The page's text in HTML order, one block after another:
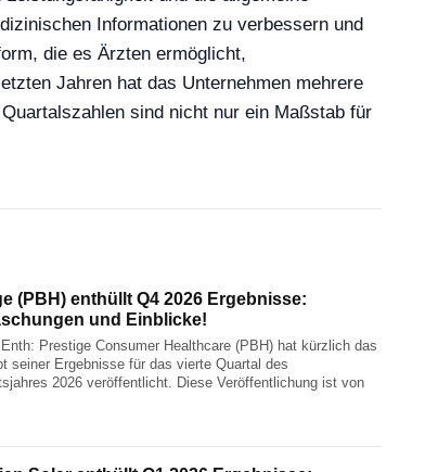
Informationen zu verbessern und
die es Ärzten ermöglicht,
Jahren hat das Unternehmen mehrere
sind nicht nur ein Maßstab für
(PBH) enthüllt Q4 2026 Ergebnisse:
und Einblicke!
Prestige Consumer Healthcare (PBH) hat kürzlich das
seiner Ergebnisse für das vierte Quartal des
2026 veröffentlicht. Diese Veröffentlichung ist von